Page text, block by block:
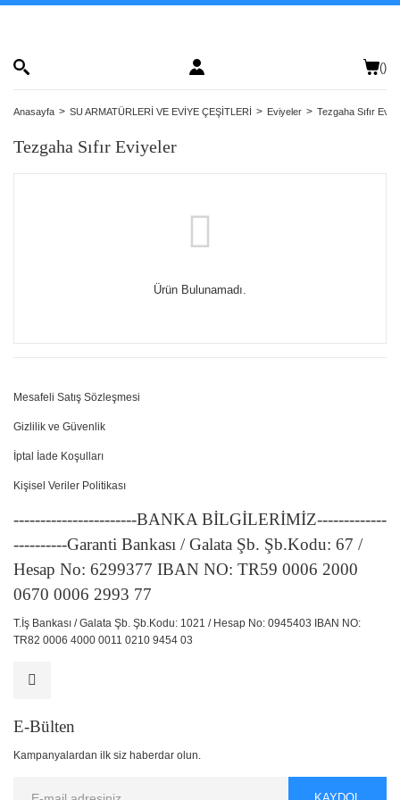
()
Anasayfa SU ARMATÜRLERİ VE EVİYE ÇEŞİTLERİ Eviyeler Tezgaha Sıfır
Tezgaha Sıfır Eviyeler
Ürün Bulunamadı.
Mesafeli Satış Sözleşmesi
Gizlilik ve Güvenlik
İptal İade Koşulları
Kişisel Veriler Politikası
-----------------------BANKA BİLGİLERİMİZ-------------
----------Garanti Bankası / Galata Şb. Şb.Kodu: 67 /
Hesap No: 6299377 IBAN NO: TR59 0006 2000
0670 0006 2993 77
T.İş Bankası / Galata Şb. Şb.Kodu: 1021 / Hesap No: 0945403 IBAN NO:
TR82 0006 4000 0011 0210 9454 03
E-Bülten
Kampanyalardan ilk siz haberdar olun.